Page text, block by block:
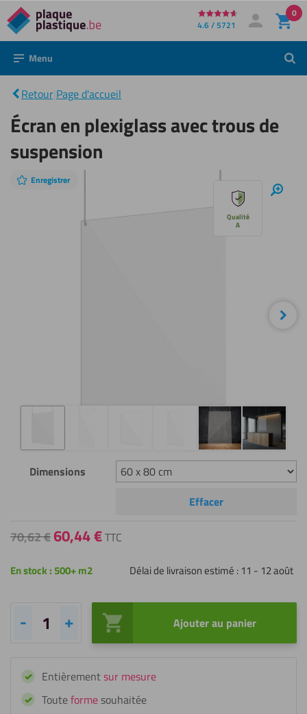
Directement
au
contenu
4.6 / 5721 Mon compte
Se connecter
0
Menu
Retour Page d'accueil
Écran en
avec trous
de
suspension
Écran en plexiglass avec trous de
suspension
Enregistrer
Zoom
Qualité
A
Dimensions
Effacer
70,62€Original
was:
60,44€Current
TTC
En stock : 500+ m2 Délai de livraison estimé : 11 - 12 août
quantité
en
plexiglass
Ajouter au panier
Entièrementsur mesure
Touteforme souhaitée